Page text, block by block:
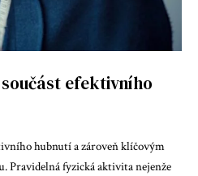
efektivního
hubnutí a zároveň klíčovým
Pravidelná fyzická aktivita nejenže